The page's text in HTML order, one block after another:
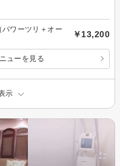
パワーツリ＋オー
￥13,200
ューを見る
示